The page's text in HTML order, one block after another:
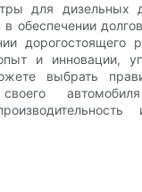
для дизельных
обеспечении
дорогостоящего
и инновации,
выбрать